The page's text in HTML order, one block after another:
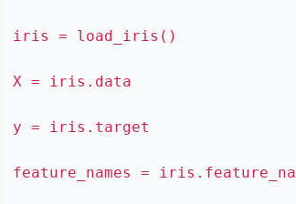
iris = load_iris()
X = iris.data
y = iris.target
feature_names =